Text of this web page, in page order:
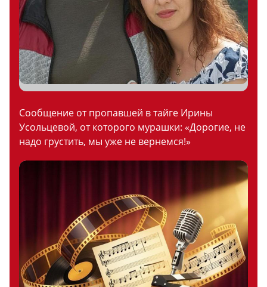
Сообщение от пропавшей в тайге Ирины
Усольцевой, от которого мурашки: «Дорогие, не
надо грустить, мы уже не вернемся!»